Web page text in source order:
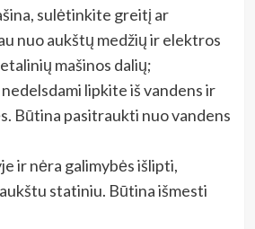
sulėtinkite greitį ar
nuo aukštų medžių ir elektros
mašinos dalių;
lipkite iš vandens ir
Būtina pasitraukti nuo vandens
ir nėra galimybės išlipti,
statiniu. Būtina išmesti